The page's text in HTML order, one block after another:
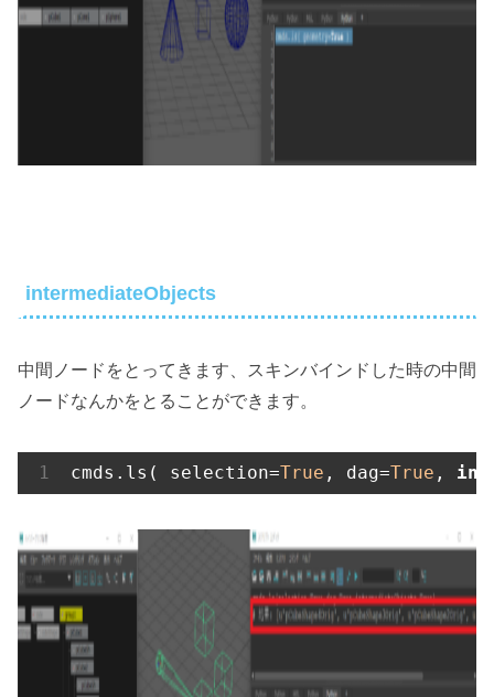
intermediateObjects
中間ノードをとってきます、スキンバインドした時の中間
ノードなんかをとることができます。
cmds.ls( selection=True , dag=True ,